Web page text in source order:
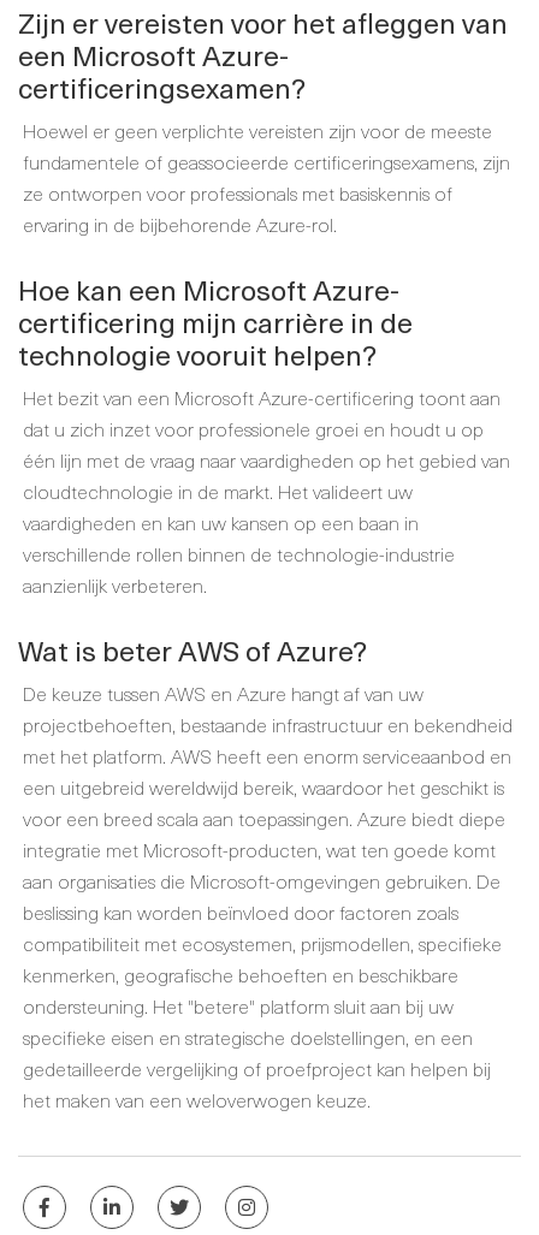
Zijn er vereisten voor het afleggen van
een Microsoft Azure-
certificeringsexamen?
Hoewel er geen verplichte vereisten zijn voor de meeste
fundamentele of geassocieerde certificeringsexamens, zijn
ze ontworpen voor professionals met basiskennis of
ervaring in de bijbehorende Azure-rol.
Hoe kan een Microsoft Azure-
certificering mijn carrière in de
technologie vooruit helpen?
Het bezit van een Microsoft Azure-certificering toont aan
dat u zich inzet voor professionele groei en houdt u op
één lijn met de vraag naar vaardigheden op het gebied van
cloudtechnologie in de markt. Het valideert uw
vaardigheden en kan uw kansen op een baan in
verschillende rollen binnen de technologie-industrie
aanzienlijk verbeteren.
Wat is beter AWS of Azure?
De keuze tussen AWS en Azure hangt af van uw
projectbehoeften, bestaande infrastructuur en bekendheid
met het platform. AWS heeft een enorm serviceaanbod en
een uitgebreid wereldwijd bereik, waardoor het geschikt is
voor een breed scala aan toepassingen. Azure biedt diepe
integratie met Microsoft-producten, wat ten goede komt
aan organisaties die Microsoft-omgevingen gebruiken. De
beslissing kan worden beïnvloed door factoren zoals
compatibiliteit met ecosystemen, prijsmodellen, specifieke
kenmerken, geografische behoeften en beschikbare
ondersteuning. Het "betere" platform sluit aan bij uw
specifieke eisen en strategische doelstellingen, en een
gedetailleerde vergelijking of proefproject kan helpen bij
het maken van een weloverwogen keuze.